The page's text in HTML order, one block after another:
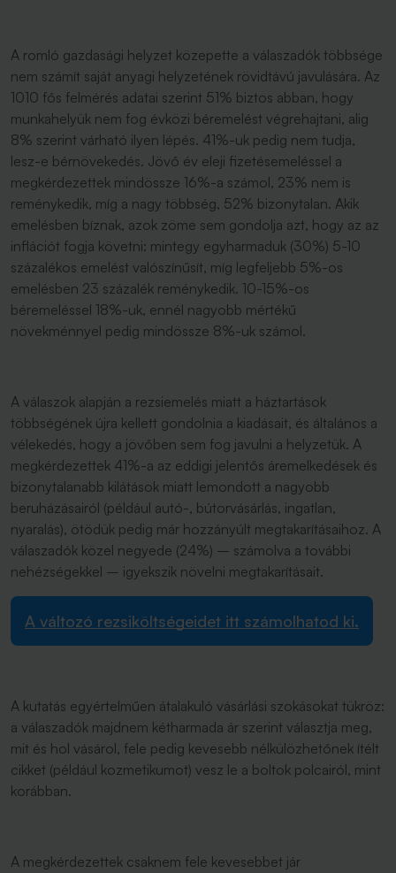
A romló gazdasági helyzet közepette a válaszadók többsége
nem számít saját anyagi helyzetének rövidtávú javulására. Az
1010 fős felmérés adatai szerint 51% biztos abban, hogy
munkahelyük nem fog évközi béremelést végrehajtani, alig
8% szerint várható ilyen lépés. 41%-uk pedig nem tudja,
lesz-e bérnövekedés. Jövő év eleji fizetésemeléssel a
megkérdezettek mindössze 16%-a számol, 23% nem is
reménykedik, míg a nagy többség, 52% bizonytalan. Akik
emelésben bíznak, azok zöme sem gondolja azt, hogy az az
inflációt fogja követni: mintegy egyharmaduk (30%) 5-10
százalékos emelést valószínűsít, míg legfeljebb 5%-os
emelésben 23 százalék reménykedik. 10-15%-os
béremeléssel 18%-uk, ennél nagyobb mértékű
növekménnyel pedig mindössze 8%-uk számol.
A válaszok alapján a rezsiemelés miatt a háztartások
többségének újra kellett gondolnia a kiadásait, és általános a
vélekedés, hogy a jövőben sem fog javulni a helyzetük. A
megkérdezettek 41%-a az eddigi jelentős áremelkedések és
bizonytalanabb kilátások miatt lemondott a nagyobb
beruházásairól (például autó-, bútorvásárlás, ingatlan,
nyaralás), ötödük pedig már hozzányúlt megtakarításaihoz. A
válaszadók közel negyede (24%) – számolva a további
nehézségekkel – igyekszik növelni megtakarításait.
A változó rezsiköltségeidet itt számolhatod ki.
A kutatás egyértelműen átalakuló vásárlási szokásokat tükröz:
a válaszadók majdnem kétharmada ár szerint választja meg,
mit és hol vásárol, fele pedig kevesebb nélkülözhetőnek ítélt
cikket (például kozmetikumot) vesz le a boltok polcairól, mint
korábban.
A megkérdezettek csaknem fele kevesebbet jár